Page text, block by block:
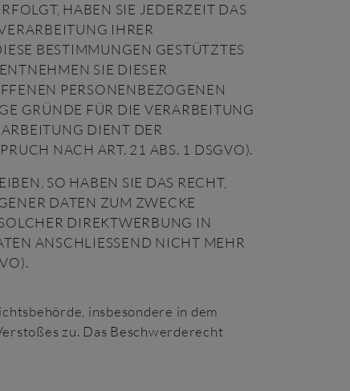
HABEN SIE JEDERZEIT DAS
IHRER
BESTIMMUNGEN GESTÜTZTES
SIE DIESER
PERSONENBEZOGENEN
GRÜNDE FÜR DIE VERARBEITUNG
DIENT DER
NACH ART. 21 ABS. 1 DSGVO).
SO HABEN SIE DAS RECHT,
DATEN ZUM ZWECKE
DIREKTWERBUNG IN
ANSCHLIESSEND NICHT MEHR
insbesondere in dem
zu. Das Beschwerderecht